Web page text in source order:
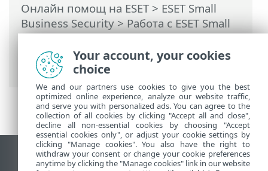
Онлайн помощ на ESET> ESET Small
Business Security>Работа с ESET Small
Business Security>Разширена
настройка>Обновявания>
Обновявания на продукта
Преглед на настолна версия на сайт
Your account, your cookies
choice
We and our partners use cookies to give you the best
optimized online experience, analyze our website traffic,
and serve you with personalized ads. You can agree to the
collection of all cookies by clicking "Accept all and close",
decline all non-essential cookies by choosing "Accept
essential cookies only", or adjust your cookie settings by
clicking "Manage cookies". You also have the right to
withdraw your consent or change your cookie preferences
anytime by clicking the "Manage cookies" link in our website